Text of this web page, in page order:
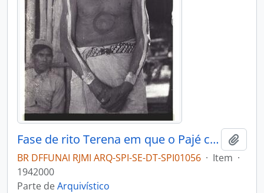
Fase de rito Terena em que o Pajé canta e invoca os espíritos
BR DFFUNAI RJMI ARQ-SPI-SE-DT-SPI01056 · Item ·
1942000
Parte deArquivístico